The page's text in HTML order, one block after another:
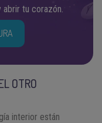
tu corazón.
OTRO
interior están